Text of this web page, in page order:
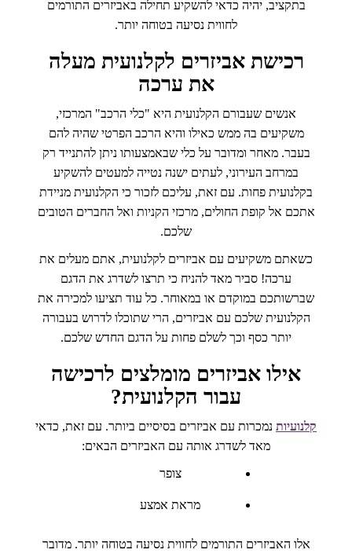
בתקציב, יהיה כדאי להשקיע תחילה באביזרים התורמים
לחווית נסיעה בטוחה יותר.
רכישת אביזרים לקלנועית מעלה
את ערכה
אנשים שעבורם הקלנועית היא "כלי הרכב" המרכזי,
משקיעים בה ממש כאילו והיא הרכב הפרטי שהיה להם
בעבר. מאחר ומדובר על כלי שבאמצעותו ניתן להתנייד רק
במרחב העירוני, לעתים ישנה נטייה למעטים להשקיע
בקלנועית פחות. עם זאת, עליכם לזכור כי הקלנועית מניידת
אתכם אל קופת החולים, מרכזי הקניות ואל החברים הטובים
שלכם.
כשאתם משקיעים עם אביזרים לקלנועית, אתם מעלים את
ערכה! סביר מאד להניח כי תרצו לשדרג את הדגם
שברשותכם במוקדם או במאוחר. כל עוד תציעו למכירה את
הקלנועית שלכם עם אביזרים, הרי שתוכלו לדרוש בעבורה
יותר כסף וכך לשלם פחות על הדגם החדש שלכם.
אילו אביזרים מומלצים לרכישה
עבור הקלנועית?
קלנועיות נמכרות עם אביזרים בסיסיים ביותר. עם זאת, כדאי
מאד לשדרג אותה עם האביזרים הבאים:
צופר
מראת אמצע
אלו האביזרים התורמים לחווית נסיעה בטוחה יותר. מדובר